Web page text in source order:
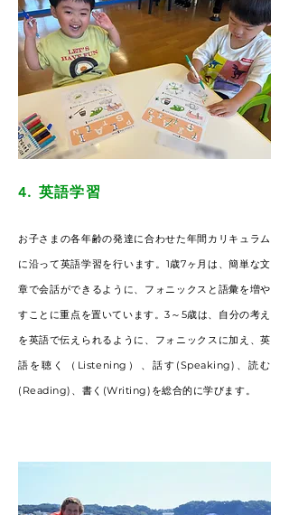
4. 英語学習
お子さまの各年齢の発達に合わせた年間カリキュラム
に沿って英語学習を行います。1歳7ヶ月は、簡単な文
章で会話ができるように、フォニックスと語彙を増や
すことに重点を置いています。3～5歳は、自分の考え
を英語で伝えられるように、フォニックスに加え、英
語を聴く（Listening）、話す(Speaking)、読む
(Reading)、書く(Writing)を総合的に学びます。